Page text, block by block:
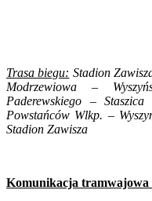
Trasa biegu: Stadion
Modrzewiowa –
Paderewskiego –
Powstańców Wlkp. –
Stadion Zawisza
Komunikacja tramwajowa